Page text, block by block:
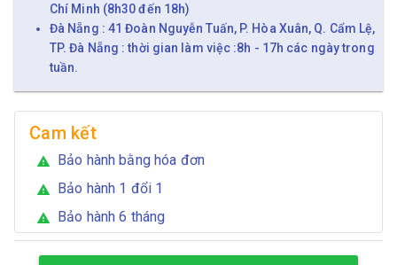
Chí Minh (8h30 đến 18h)
Đà Nẵng : 41 Đoàn Nguyễn Tuấn, P. Hòa Xuân, Q. Cẩm Lệ,
TP. Đà Nẵng : thời gian làm việc :8h - 17h các ngày trong
tuần.
Cam kết
warning Bảo hành bằng hóa đơn
warning Bảo hành 1 đổi 1
warning Bảo hành 6 tháng